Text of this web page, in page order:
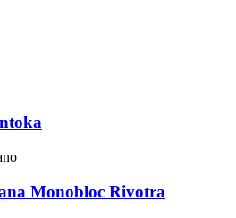
Monobloc Rivotra